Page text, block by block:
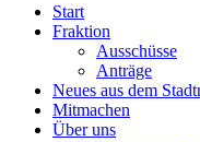
Start
Fraktion
Ausschüsse
Anträge
Neues aus dem
Mitmachen
Über uns